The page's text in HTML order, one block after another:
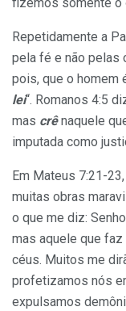
Repetidamente a
pela fé e não pelas
pois, que o homem
lei“. Romanos 4:5
mas crênaquele
imputada como
Em Mateus 7:21-
muitas obras
o que me diz:
mas aquele que
céus. Muitos me
profetizamos nós
expulsamos